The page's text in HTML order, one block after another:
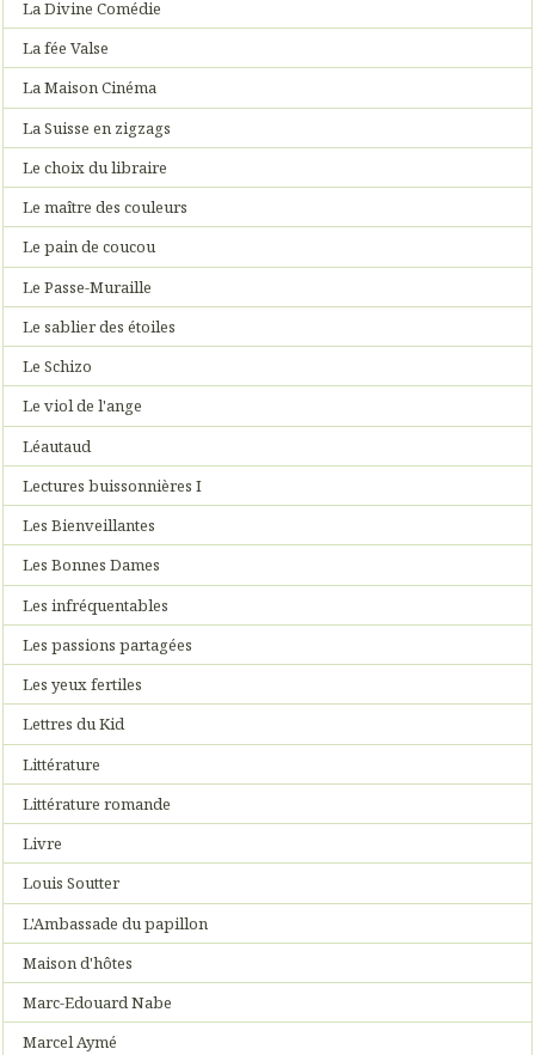
La Divine Comédie
La fée Valse
La Maison Cinéma
La Suisse en zigzags
Le choix du libraire
Le maître des couleurs
Le pain de coucou
Le Passe-Muraille
Le sablier des étoiles
Le Schizo
Le viol de l'ange
Léautaud
Lectures buissonnières I
Les Bienveillantes
Les Bonnes Dames
Les infréquentables
Les passions partagées
Les yeux fertiles
Lettres du Kid
Littérature
Littérature romande
Livre
Louis Soutter
L'Ambassade du papillon
Maison d'hôtes
Marc-Edouard Nabe
Marcel Aymé